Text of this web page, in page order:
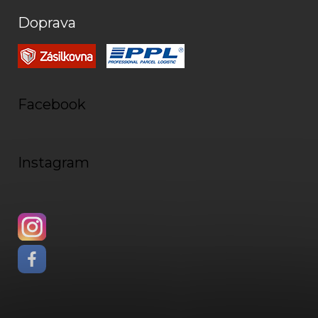
Doprava
Facebook
Instagram